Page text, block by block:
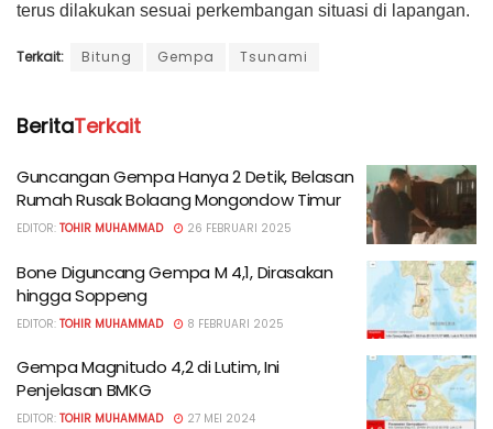
terus dilakukan sesuai perkembangan situasi di lapangan.
Terkait: Bitung Gempa Tsunami
BeritaTerkait
Guncangan Gempa Hanya 2 Detik, Belasan
Rumah Rusak Bolaang Mongondow Timur
EDITOR: TOHIR MUHAMMAD 26 FEBRUARI 2025
Bone Diguncang Gempa M 4,1, Dirasakan
hingga Soppeng
EDITOR: TOHIR MUHAMMAD 8 FEBRUARI 2025
Gempa Magnitudo 4,2 di Lutim, Ini
Penjelasan BMKG
EDITOR: TOHIR MUHAMMAD 27 MEI 2024